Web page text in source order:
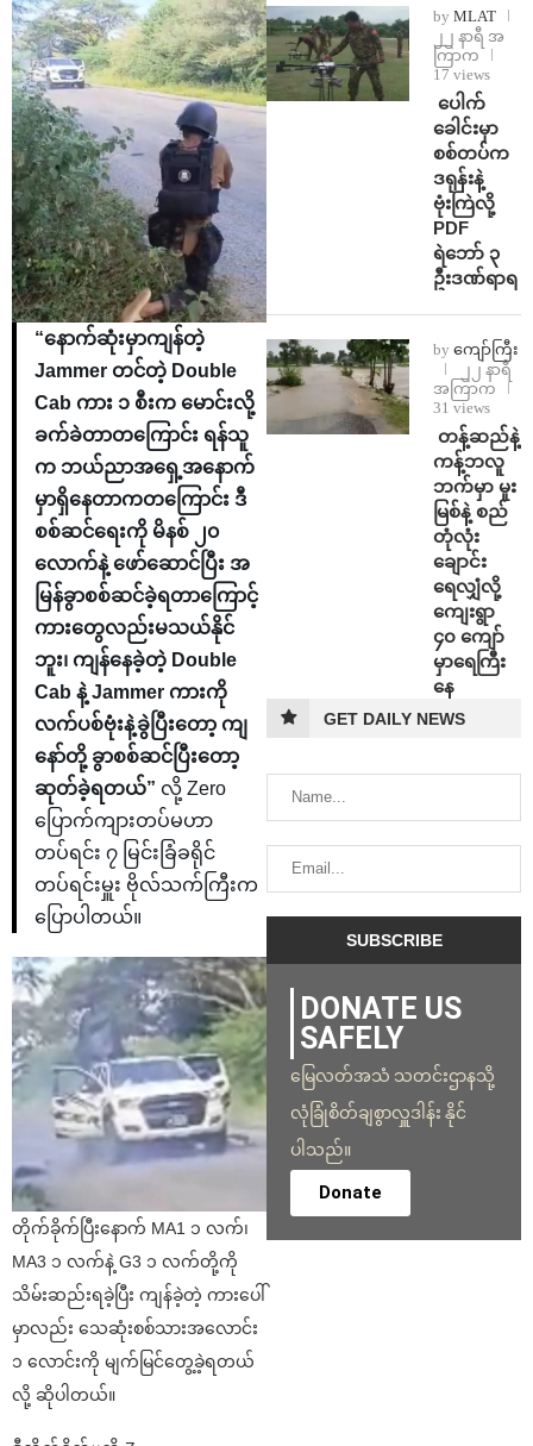
“နောက်ဆုံးမှာကျန်တဲ့
Jammer တင်တဲ့ Double
Cab ကား ၁ စီးက မောင်းလို့
ခက်ခဲတာတကြောင်း ရန်သူ
က ဘယ်ညာအရှေ့အနောက်
မှာရှိနေတာကတကြောင်း ဒီ
စစ်ဆင်ရေးကို မိနစ် ၂၀
လောက်နဲ့ ဖော်ဆောင်ပြီး အ
မြန်ခွာစစ်ဆင်ခဲ့ရတာကြောင့်
ကားတွေလည်းမသယ်နိုင်
ဘူး၊ ကျန်နေခဲ့တဲ့ Double
Cab နဲ့ Jammer ကားကို
လက်ပစ်ဗုံးနဲ့ခွဲပြီးတော့ ကျ
နော်တို့ ခွာစစ်ဆင်ပြီးတော့
ဆုတ်ခဲ့ရတယ်” လို့ Zero
ပြောက်ကျားတပ်မဟာ
တပ်ရင်း ၇ မြင်းခြံခရိုင်
တပ်ရင်းမှူး ဗိုလ်သက်ကြီးက
ပြောပါတယ်။
တိုက်ခိုက်ပြီးနောက် MA1 ၁ လက်၊
MA3 ၁ လက်နဲ့ G3 ၁ လက်တို့ကို
သိမ်းဆည်းရခဲ့ပြီး ကျန်ခဲ့တဲ့ ကားပေါ်
မှာလည်း သေဆုံးစစ်သားအလောင်း
၁ လောင်းကို မျက်မြင်တွေ့ခဲ့ရတယ်
လို့ ဆိုပါတယ်။
by MLAT
၂၂ နာရီ အ
ကြာက
17 views
⁩ ⁨ပေါက်
ခေါင်းမှာ
စစ်တပ်က
ဒရုန်းနဲ့
ဗုံးကြဲလို့
PDF
ရဲဘော် ၃
ဦးဒဏ်ရာရ
by ကျော်ကြီး
၂၂ နာရီ
အကြာက
31 views
⁩ ⁨တန့်ဆည်နဲ့
ကန့်ဘလူ
ဘက်မှာ မူး
မြစ်နဲ့ စည်
တုံလုံး
ချောင်း
ရေလျှံလို့
ကျေးရွာ
၄၀ ကျော်
မှာရေကြီး
နေ
GET DAILY NEWS
DONATE US
SAFELY
မြေလတ်အသံ သတင်းဌာနသို့
လုံခြုံစိတ်ချစွာလှူဒါန်း နိုင်
ပါသည်။
Donate